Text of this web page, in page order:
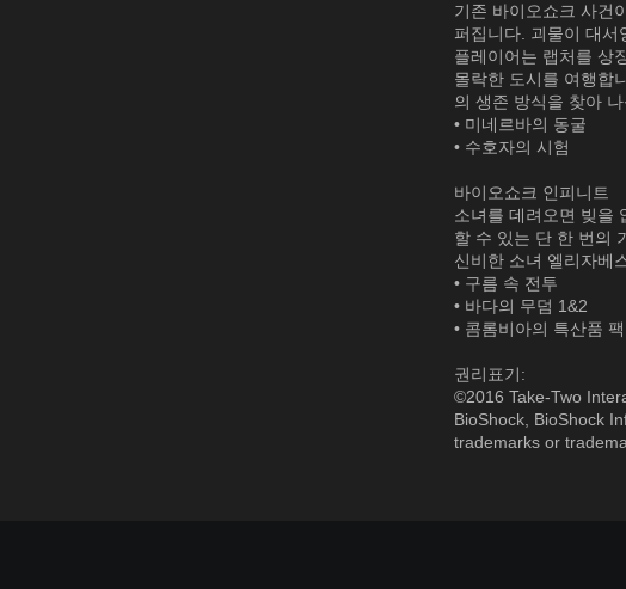
기존 바이오쇼크 사건
퍼집니다. 괴물이 대서
플레이어는 랩처를 상
몰락한 도시를 여행합
의 생존 방식을 찾아 나
• 미네르바의 동굴
• 수호자의 시험
바이오쇼크 인피니트
소녀를 데려오면 빚을
할 수 있는 단 한 번의
신비한 소녀 엘리자베
• 구름 속 전투
• 바다의 무덤 1&2
• 콤롬비아의 특산품 팩
권리표기:
©2016 Take-Two
BioShock, BioShock
trademarks or